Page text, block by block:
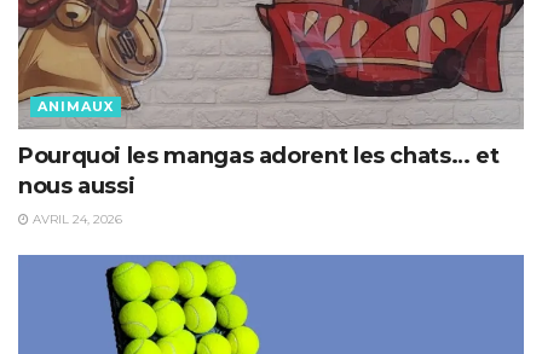
ANIMAUX
Pourquoi les mangas adorent les chats… et
nous aussi
AVRIL 24, 2026